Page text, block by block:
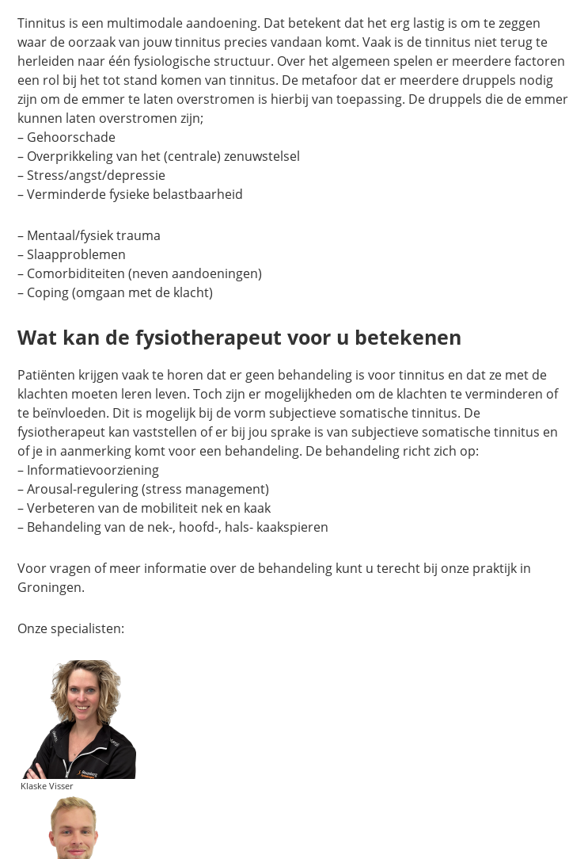
Tinnitus is een multimodale aandoening. Dat betekent dat het erg lastig is om te zeggen
waar de oorzaak van jouw tinnitus precies vandaan komt. Vaak is de tinnitus niet terug te
herleiden naar één fysiologische structuur. Over het algemeen spelen er meerdere factoren
een rol bij het tot stand komen van tinnitus. De metafoor dat er meerdere druppels nodig
zijn om de emmer te laten overstromen is hierbij van toepassing. De druppels die de emmer
kunnen laten overstromen zijn;
– Gehoorschade
– Overprikkeling van het (centrale) zenuwstelsel
– Stress/angst/depressie
– Verminderde fysieke belastbaarheid
– Mentaal/fysiek trauma
– Slaapproblemen
– Comorbiditeiten (neven aandoeningen)
– Coping (omgaan met de klacht)
Wat kan de fysiotherapeut voor u betekenen
Patiënten krijgen vaak te horen dat er geen behandeling is voor tinnitus en dat ze met de
klachten moeten leren leven. Toch zijn er mogelijkheden om de klachten te verminderen of
te beïnvloeden. Dit is mogelijk bij de vorm subjectieve somatische tinnitus. De
fysiotherapeut kan vaststellen of er bij jou sprake is van subjectieve somatische tinnitus en
of je in aanmerking komt voor een behandeling. De behandeling richt zich op:
– Informatievoorziening
– Arousal-regulering (stress management)
– Verbeteren van de mobiliteit nek en kaak
– Behandeling van de nek-, hoofd-, hals- kaakspieren
Voor vragen of meer informatie over de behandeling kunt u terecht bij onze praktijk in
Groningen.
Onze specialisten:
Klaske Visser